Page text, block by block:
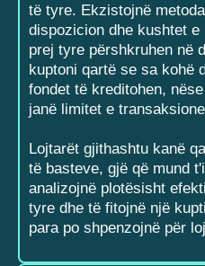
të tyre. Ekzistojnë
dispozicion dhe kushtet
prej tyre përshkruhen në
kuptoni qartë se sa kohë
fondet të kreditohen,
janë limitet e
Lojtarët gjithashtu kanë
të basteve, gjë që mund
analizojnë plotësisht
tyre dhe të fitojnë një
para po shpenzojnë për